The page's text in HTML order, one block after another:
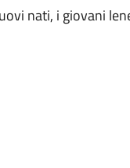
nati, i giovani